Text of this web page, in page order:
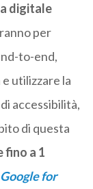
digitale
per
to-end,
utilizzare la
accessibilità,
di questa
fino a 1
Google for